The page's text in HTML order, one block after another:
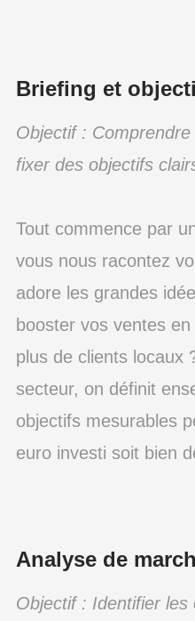
Briefing et
Objectif :
fixer des objectifs
Tout commence par
vous nous racontez
adore les grandes
booster vos ventes
plus de clients locaux
secteur, on définit
objectifs mesurables
euro investi soit bien
Analyse de
Objectif : Identifier les